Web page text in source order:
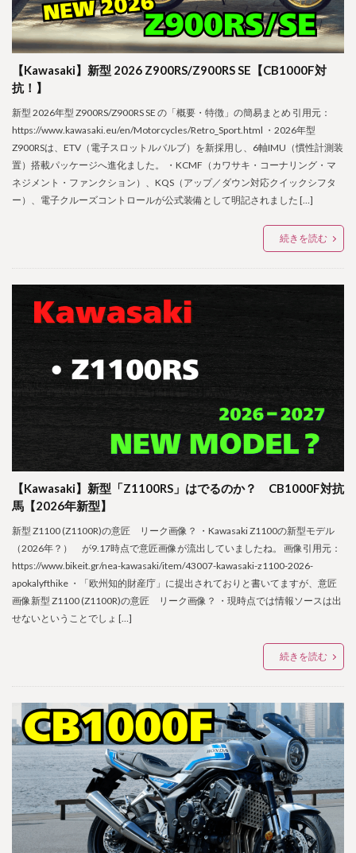
【Kawasaki】新型 2026 Z900RS/Z900RS SE【CB1000F対
抗！】
新型 2026年型 Z900RS/Z900RS SE の「概要・特徴」の簡易まとめ 引用元：
https://www.kawasaki.eu/en/Motorcycles/Retro_Sport.html ・2026年型
Z900RSは、ETV（電子スロットルバルブ）を新採用し、6軸IMU（慣性計測装
置）搭載パッケージへ進化ました。 ・KCMF（カワサキ・コーナリング・マ
ネジメント・ファンクション）、KQS（アップ／ダウン対応クイックシフタ
ー）、電子クルーズコントロールが公式装備として明記されました […]
続きを読む
【Kawasaki】新型「Z1100RS」はでるのか？ CB1000F対抗
馬【2026年新型】
新型 Z1100 (Z1100R)の意匠 リーク画像？ ・Kawasaki Z1100の新型モデル
（2026年？） が9.17時点で意匠画像が流出していましたね。 画像引用元：
https://www.bikeit.gr/nea-kawasaki/item/43007-kawasaki-z1100-2026-
apokalyfthike ・「欧州知的財産庁」に提出されておりと書いてますが、意匠
画像新型 Z1100 (Z1100R)の意匠 リーク画像？ ・現時点では情報ソースは出
せないということでしょ […]
続きを読む